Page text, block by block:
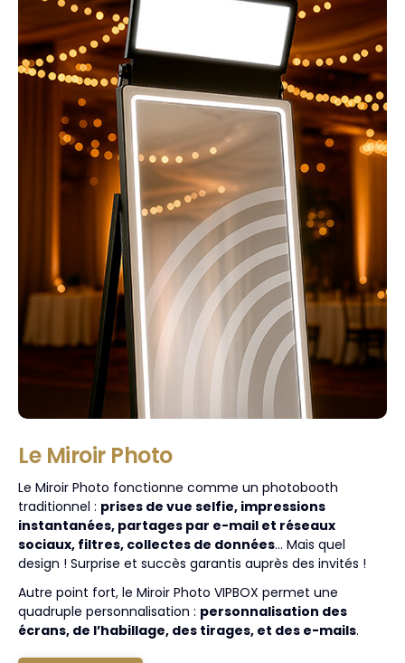
Le Miroir Photo
Le Miroir Photo fonctionne comme un photobooth
traditionnel : prises de vue selfie, impressions
instantanées, partages par e-mail et réseaux
sociaux, filtres, collectes de données… Mais quel
design ! Surprise et succès garantis auprès des invités !
Autre point fort, le Miroir Photo VIPBOX permet une
quadruple personnalisation : personnalisation des
écrans, de l’habillage, des tirages, et des e-mails.